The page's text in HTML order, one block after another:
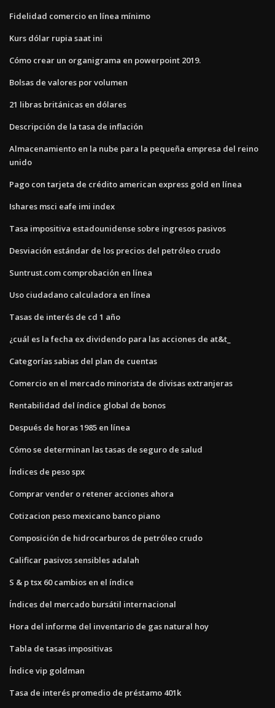
Fidelidad comercio en línea mínimo
Kurs dólar rupia saat ini
Cómo crear un organigrama en powerpoint 2019.
Bolsas de valores por volumen
21 libras británicas en dólares
Descripción de la tasa de inflación
Almacenamiento en la nube para la pequeña empresa del reino
unido
Pago con tarjeta de crédito american express gold en línea
Ishares msci eafe imi index
Tasa impositiva estadounidense sobre ingresos pasivos
Desviación estándar de los precios del petróleo crudo
Suntrust.com comprobación en línea
Uso ciudadano calculadora en línea
Tasas de interés de cd 1 año
¿cuál es la fecha ex dividendo para las acciones de at&t_
Categorías sabias del plan de cuentas
Comercio en el mercado minorista de divisas extranjeras
Rentabilidad del índice global de bonos
Después de horas 1985 en línea
Cómo se determinan las tasas de seguro de salud
Índices de peso spx
Comprar vender o retener acciones ahora
Cotizacion peso mexicano banco piano
Composición de hidrocarburos de petróleo crudo
Calificar pasivos sensibles adalah
S & p tsx 60 cambios en el índice
Índices del mercado bursátil internacional
Hora del informe del inventario de gas natural hoy
Tabla de tasas impositivas
Índice vip goldman
Tasa de interés promedio de préstamo 401k